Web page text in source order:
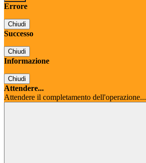
Errore
Chiudi
Successo
Chiudi
Informazione
Chiudi
Attendere...
Attendere il completamento dell'operazione...